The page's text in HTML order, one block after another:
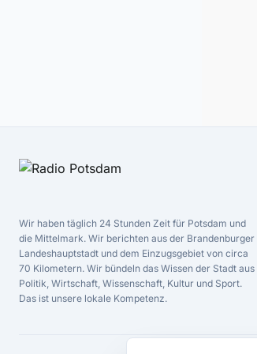
Wir haben täglich 24 Stunden Zeit für Potsdam und
die Mittelmark. Wir berichten aus der Brandenburger
Landeshauptstadt und dem Einzugsgebiet von circa
70 Kilometern. Wir bündeln das Wissen der Stadt aus
Politik, Wirtschaft, Wissenschaft, Kultur und Sport.
Das ist unsere lokale Kompetenz.